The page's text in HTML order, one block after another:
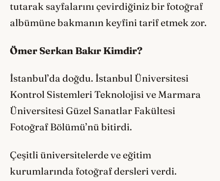
tutarak sayfalarını çevirdiğiniz bir fotoğraf
albümüne bakmanın keyfini tarif etmek zor.
Ömer Serkan Bakır Kimdir?
İstanbul’da doğdu. İstanbul Üniversitesi
Kontrol Sistemleri Teknolojisi ve Marmara
Üniversitesi Güzel Sanatlar Fakültesi
Fotoğraf Bölümü’nü bitirdi.
Çeşitli üniversitelerde ve eğitim
kurumlarında fotoğraf dersleri verdi.